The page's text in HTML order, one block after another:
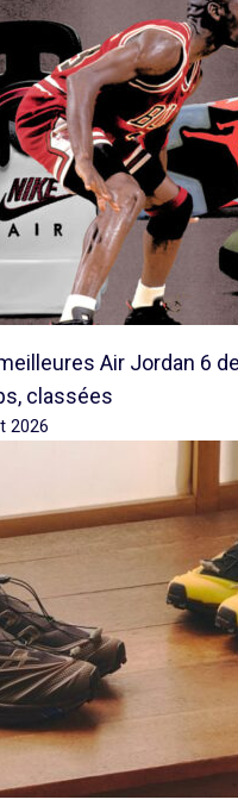
Air Jordan 6
classées
2026